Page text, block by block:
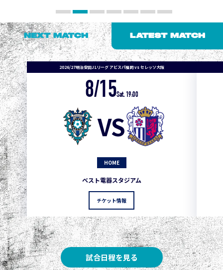
NEXT MATCH LATEST MATCH
2026/27明治安田J1リーグ アビスパ福岡 vs セレッソ大阪
8/15Sat. 19:00
VS
HOME
ベスト電器スタジアム
チケット情報
試合日程を見る
1
2 0
3 3 1 0 0
3
5 3
5 3 1
5
8 清水 3 1 0 0 1
8 神戸 3 1 0 1